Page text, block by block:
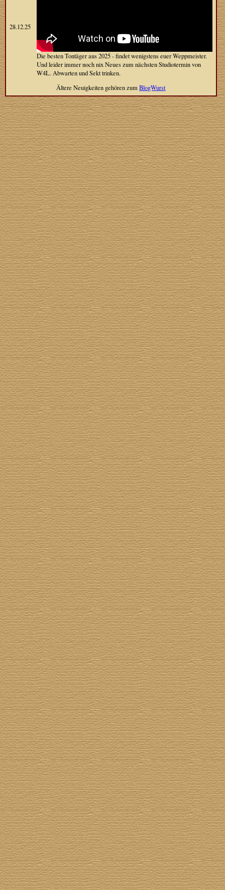
28.12.25
Die besten Tontäger aus 2025 - findet wenigstens euer Weppmeister.
Und leider immer noch nix Neues zum nächsten Studiotermin von
W4L. Abwarten und Sekt trinken.
Ältere Neuigkeiten gehören zumBlogWurst